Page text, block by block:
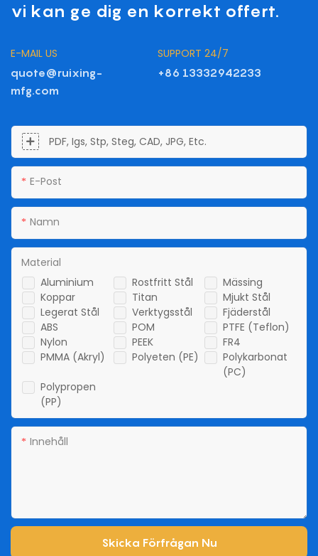
vi kan ge dig en korrekt offert.
E-MAIL US
quote@ruixing-
mfg.com
SUPPORT 24/7
+86 13332942233
PDF, Igs, Stp, Steg, CAD, JPG, Etc.
E-Post
Namn
Aluminium Rostfritt Stål
Mässing
Koppar
Titan
Mjukt Stål
Legerat Stål
Verktygsstål
Fjäderstål
ABS
POM
PTFE (Teflon)
Nylon
PEEK
FR4
PMMA (akryl)
Polyeten (PE)
Polykarbonat
(PC)
Polypropen
(PP)
Material
Innehåll
Skicka Förfrågan Nu